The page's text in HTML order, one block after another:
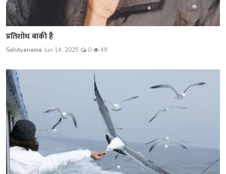
प्रतिशोध बाकी है
Sahityanama Jun 14, 2025 0 49